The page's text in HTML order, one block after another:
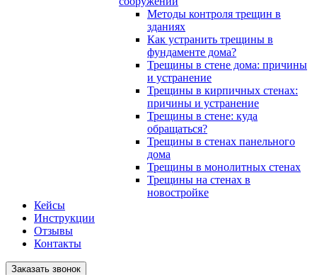
Методы контроля трещин в
зданиях
Как устранить трещины в
фундаменте дома?
Трещины в стене дома: причины
и устранение
Трещины в кирпичных стенах:
причины и устранение
Трещины в стене: куда
обращаться?
Трещины в стенах панельного
дома
Трещины в монолитных стенах
Трещины на стенах в
новостройке
Кейсы
Инструкции
Отзывы
Контакты
Заказать звонок